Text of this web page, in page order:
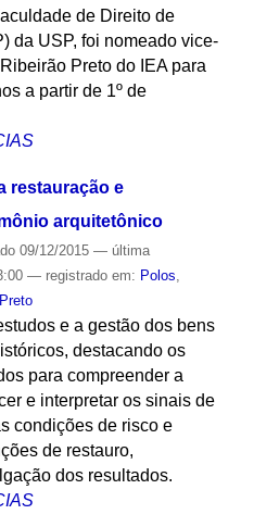
de Direito de
da USP, foi nomeado vice-
Preto do IEA para
a partir de 1º de
restauração e
arquitetônico
09/12/2015 — última
— registrado em: Polos
e a gestão dos bens
destacando os
para compreender a
e interpretar os sinais de
condições de risco e
de restauro,
dos resultados.